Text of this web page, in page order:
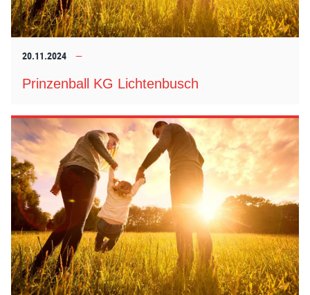
20.11.2024
Prinzenball KG Lichtenbusch